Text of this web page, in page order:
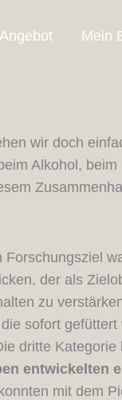
Mein
wir doch
Alkohol,
Forschungsziel
der als
zu
sofort
dritte
entwickelten
mit dem